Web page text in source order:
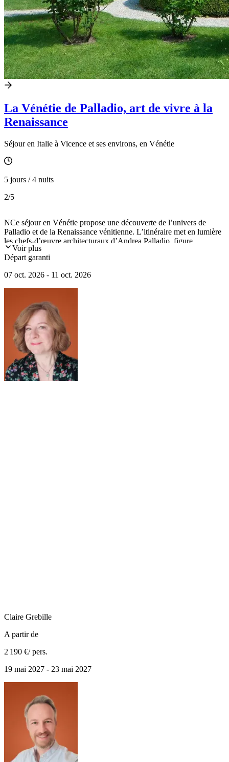
La Vénétie de Palladio, art de vivre à la
Renaissance
Séjour en Italie à Vicence et ses environs, en Vénétie
5 jours / 4 nuits
2/5
NCe séjour en Vénétie propose une découverte de l’univers de
Palladio et de la Renaissance vénitienne. L’itinéraire met en lumière
les chefs-d’œuvre architecturaux d’Andrea Palladio, figure
emblématique de la Renaissance italienne, à travers la villa Capra
dite la Rotonda, la villa Barbaro ornée des fresques de Véronèse et
Venise en constituent les étapes majeures.
Voir plus
Départ garanti
07 oct. 2026 - 11 oct. 2026
Claire Grebille
A partir de
2 190 €/ pers.
19 mai 2027 - 23 mai 2027